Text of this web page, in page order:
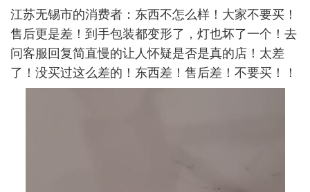
江苏无锡市的消费者：东西不怎么样！大家不要买！
售后更是差！到手包装都变形了，灯也坏了一个！去
问客服回复简直慢的让人怀疑是否是真的店！太差
了！没买过这么差的！东西差！售后差！不要买！！